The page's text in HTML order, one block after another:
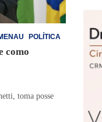
POLÍTICA
como
toma posse